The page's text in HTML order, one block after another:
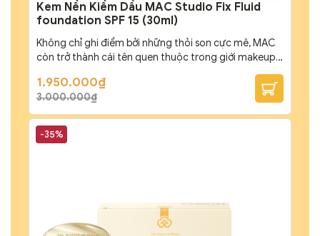
Kem Nền Kiềm Dầu MAC Studio Fix Fluid
foundation SPF 15 (30ml)
3.000.000₫
Giá
gốc
là:
1.950.000₫
Giá
hiện
tại
1.950.000₫.
Không chỉ ghi điểm bởi những thỏi son cực mê, MAC
còn trở thành cái tên quen thuộc trong giới makeup.
Luôn chỉn chu trong từng sản phẩm, MAC mang đến
sự an tâm và tin tưởng cho chị em, với em Kem nền
kiềm dầu MAC Studio Fix Fluid foundation SPF 15 lần
này cũng vậy....
-35%